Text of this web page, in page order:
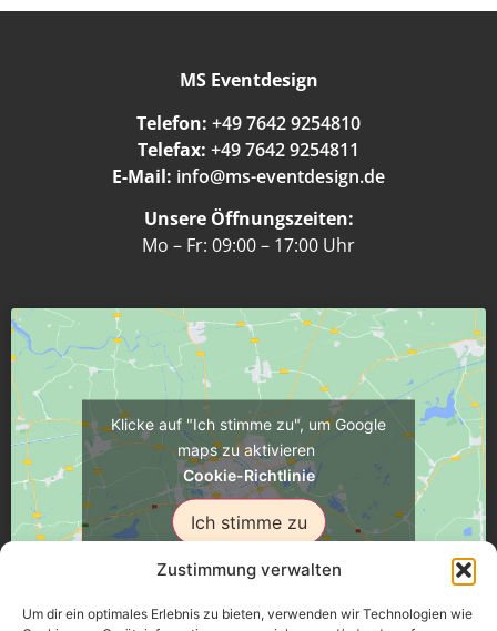
Zustimmung verwalten
Um dir ein optimales Erlebnis zu bieten, verwenden wir Technologien wie
MS Eventdesign
Telefon: +49 7642 9254810
Telefax: +49 7642 9254811
E-Mail: info@ms-eventdesign.de
Unsere Öffnungszeiten:
Mo – Fr: 09:00 – 17:00 Uhr
Klicke auf "Ich stimme zu", um Google
maps zu aktivieren
Cookie-Richtlinie
Ich stimme zu